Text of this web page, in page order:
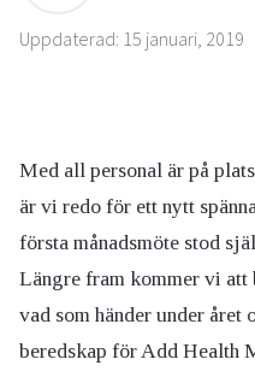
Uppdaterad: 15 januari, 2019
Med all personal är på
är vi redo för ett nytt
första månadsmöte stod
Längre fram kommer vi att
vad som händer under året
beredskap för Add Health